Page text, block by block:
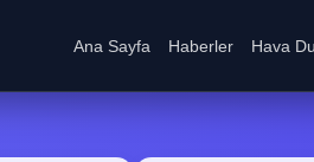
Ana Sayfa Haberler Hava